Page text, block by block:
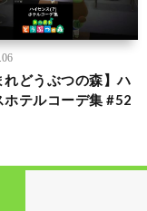
れどうぶつの森】ハ
ホテルコーデ集 #52